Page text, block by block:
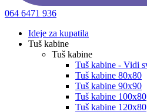
064 6471 936
Ideje za kupatila
Tuš kabine
Tuš kabine
Tuš kabine - Vidi
Tuš kabine 80x80
Tuš kabine 90x90
Tuš kabine 100x80
Tuš kabine 120x80